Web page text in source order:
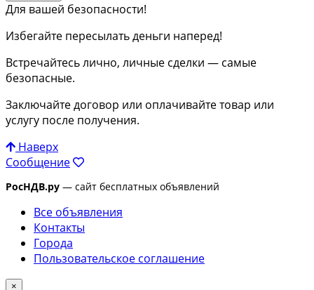
Для вашей безопасности!
Избегайте пересылать деньги наперед!
Встречайтесь лично, личные сделки — самые
безопасные.
Заключайте договор или оплачивайте товар или
услугу после получения.
Наверх
Сообщение
РосНДВ.ру — сайт бесплатных объявлений
Все объявления
Контакты
Города
Пользовательское соглашение
×